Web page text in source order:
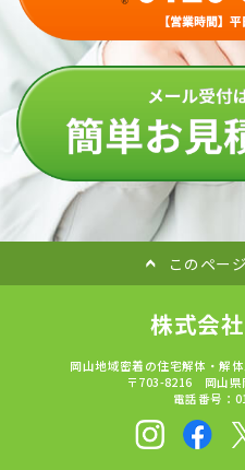
このペー
株式会
岡山地域密着の住宅解体・解
〒703-8216 岡山県
電話番号：